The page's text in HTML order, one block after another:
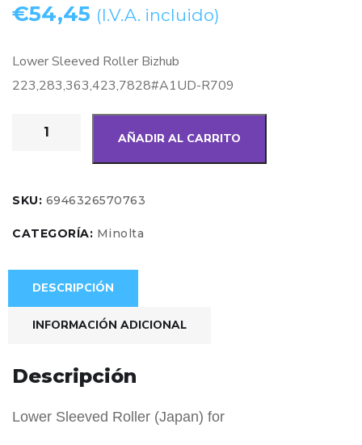
€54,45 (I.V.A. incluido)
Lower Sleeved Roller Bizhub
223,283,363,423,7828#A1UD-R709
AÑADIR AL CARRITO
SKU: 6946326570763
CATEGORÍA: Minolta
DESCRIPCIÓN
INFORMACIÓN ADICIONAL
Descripción
Lower Sleeved Roller (Japan) for